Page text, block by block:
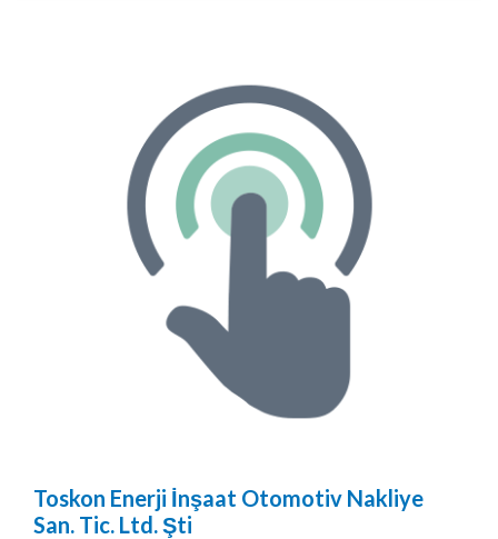
Toskon Enerji İnşaat Otomotiv Nakliye
San. Tic. Ltd. Şti